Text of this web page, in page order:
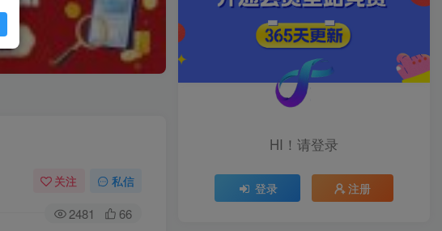
关注 私信
2481 66
HI！请登录
登录 注册